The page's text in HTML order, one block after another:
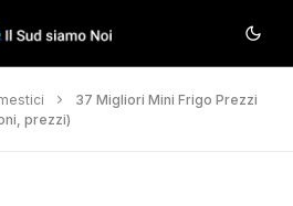
37 Migliori Mini Frigo Prezzi
prezzi)